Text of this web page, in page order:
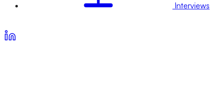
Interviews